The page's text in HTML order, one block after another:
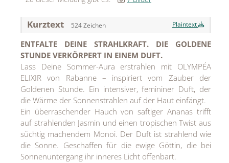
Nägele & Strubell
PUIG
Rabanne
sh!ne by Dorotheum Juwelier
Sicheldorfer Heilwasser
TK Maxx
Kurztext 524 Zeichen Plaintext
ENTFALTE DEINE STRAHLKRAFT. DIE GOLDENE
STUNDE VERKÖRPERT IN EINEM DUFT.
Lass Deine Sommer-Aura erstrahlen mit OLYMPÉA
ELIXIR von Rabanne – inspiriert vom Zauber der
Goldenen Stunde. Ein intensiver, femininer Duft, der
die Wärme der Sonnenstrahlen auf der Haut einfängt.
Ein überraschender Hauch von saftiger Ananas trifft
auf strahlenden Jasmin und einen tropischen Twist aus
süchtig machendem Monoi. Der Duft ist strahlend wie
die Sonne. Geschaffen für die ewige Göttin, die bei
Sonnenuntergang ihr inneres Licht offenbart.